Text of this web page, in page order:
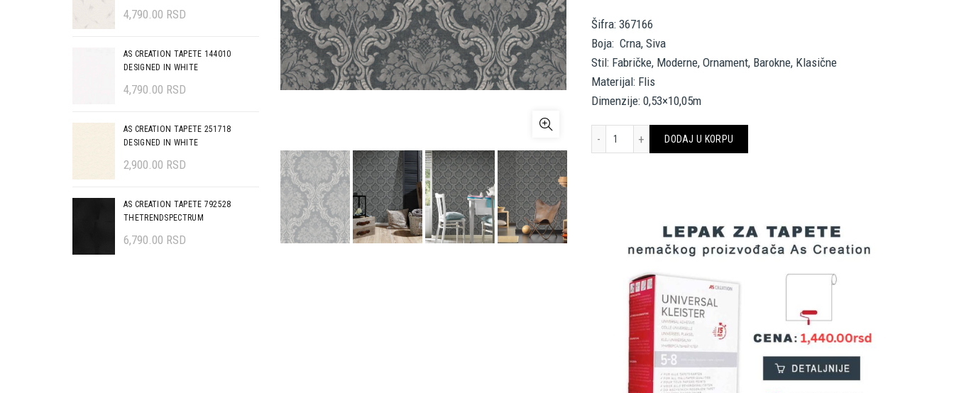
Šifra: 367166
Boja: Crna, Siva
Stil: Fabričke, Moderne, Ornament, Barokne, Klasične
Materijal: Flis
Dimenzije: 0,53×10,05m
DODAJ U KORPU
4,790.00 RSD
AS CREATION TAPETE 144010
DESIGNED IN WHITE
4,790.00 RSD
AS CREATION TAPETE 251718
DESIGNED IN WHITE
2,900.00 RSD
AS CREATION TAPETE 792528
THETRENDSPECTRUM
6,790.00 RSD